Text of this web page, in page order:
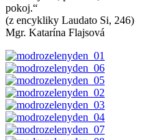
pokoj.“
(z encykliky Laudato Si, 246)
Mgr. Katarína Flajsová